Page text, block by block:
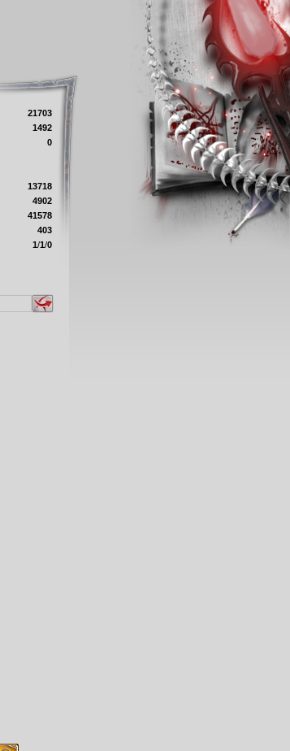
21703
1492
0
13718
4902
41578
403
1/1/0